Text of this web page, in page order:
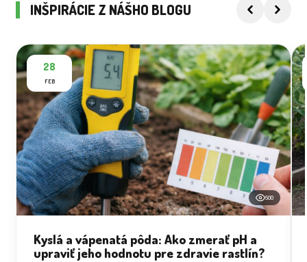
INŠPIRÁCIE Z NÁŠHO BLOGU
28
FEB
500
Kyslá a vápenatá pôda: Ako zmerať pH a
upraviť jeho hodnotu pre zdravie rastlín?